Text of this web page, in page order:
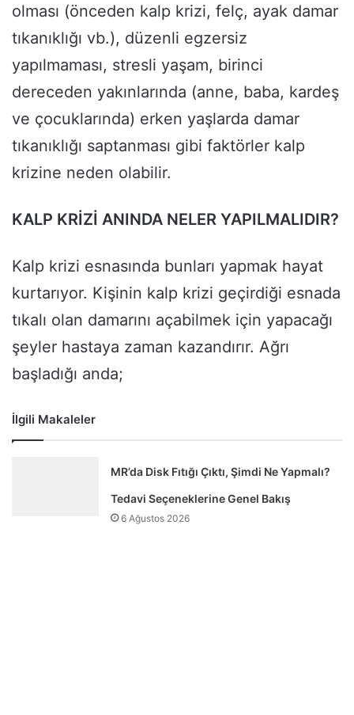
olması (önceden kalp krizi, felç, ayak damar
tıkanıklığı vb.), düzenli egzersiz
yapılmaması, stresli yaşam, birinci
dereceden yakınlarında (anne, baba, kardeş
ve çocuklarında) erken yaşlarda damar
tıkanıklığı saptanması gibi faktörler kalp
krizine neden olabilir.
KALP KRİZİ ANINDA NELER YAPILMALIDIR?
Kalp krizi esnasında bunları yapmak hayat
kurtarıyor. Kişinin kalp krizi geçirdiği esnada
tıkalı olan damarını açabilmek için yapacağı
şeyler hastaya zaman kazandırır. Ağrı
başladığı anda;
İlgili Makaleler
MR’da Disk Fıtığı Çıktı, Şimdi Ne Yapmalı?
Tedavi Seçeneklerine Genel Bakış
6 Ağustos 2026